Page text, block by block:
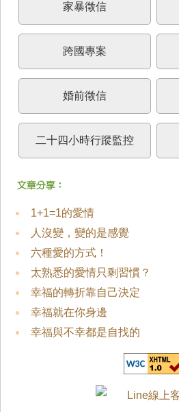
家暴徵信
跨國專案
婚前徵信
二十四小時行蹤監控
1+1=1的愛情
人沒變，變的是感覺
六種愛的方式！
太熟悉的愛情只剩習慣？
幸福的轉折靠自己決定
幸福就在你身邊
幸福與不幸都是自找的